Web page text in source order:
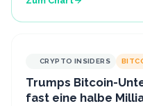
CRYPTO INSIDERS
Trumps Bitcoin-
fast eine halbe